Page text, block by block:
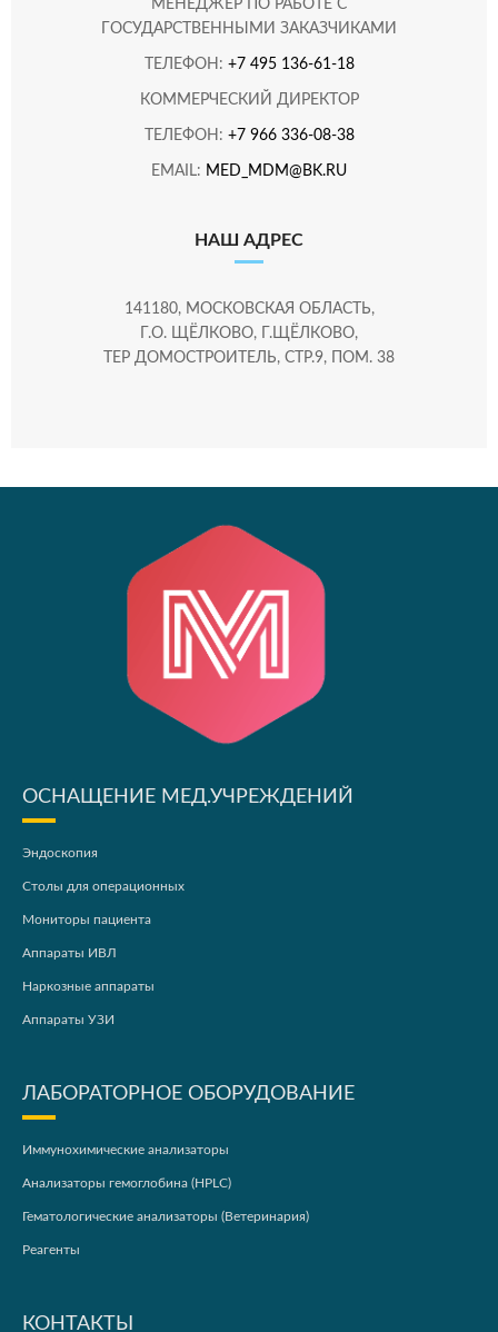
МЕНЕДЖЕР ПО РАБОТЕ С
ГОСУДАРСТВЕННЫМИ ЗАКАЗЧИКАМИ
ТЕЛЕФОН: +7 495 136-61-18
КОММЕРЧЕСКИЙ ДИРЕКТОР
ТЕЛЕФОН: +7 966 336-08-38
EMAIL: MED_MDM@BK.RU
НАШ АДРЕС
141180, МОСКОВСКАЯ ОБЛАСТЬ,
Г.О. ЩЁЛКОВО, Г.ЩЁЛКОВО,
ТЕР ДОМОСТРОИТЕЛЬ, СТР.9, ПОМ. 38
ОСНАЩЕНИЕ МЕД.УЧРЕЖДЕНИЙ
Эндоскопия
Столы для операционных
Мониторы пациента
Аппараты ИВЛ
Наркозные аппараты
Аппараты УЗИ
ЛАБОРАТОРНОЕ ОБОРУДОВАНИЕ
Иммунохимические анализаторы
Анализаторы гемоглобина (HPLC)
Гематологические анализаторы (Ветеринария)
Реагенты
КОНТАКТЫ